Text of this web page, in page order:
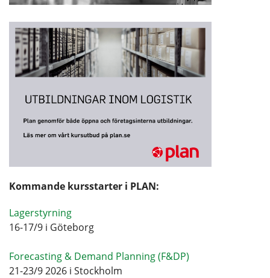
Kommande kursstarter i PLAN:
Lagerstyrning
16-17/9 i Göteborg
Forecasting & Demand Planning (F&DP)
21-23/9 2026 i Stockholm